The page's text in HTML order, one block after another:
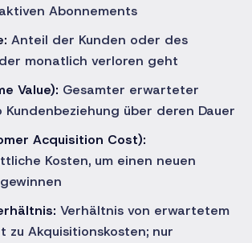
Abonnements
Anteil der Kunden oder des
monatlich verloren geht
Value): Gesamter erwarteter
Kundenbeziehung über deren Dauer
Acquisition Cost):
Kosten, um einen neuen
Verhältnis von erwartetem
zu Akquisitionskosten; nur